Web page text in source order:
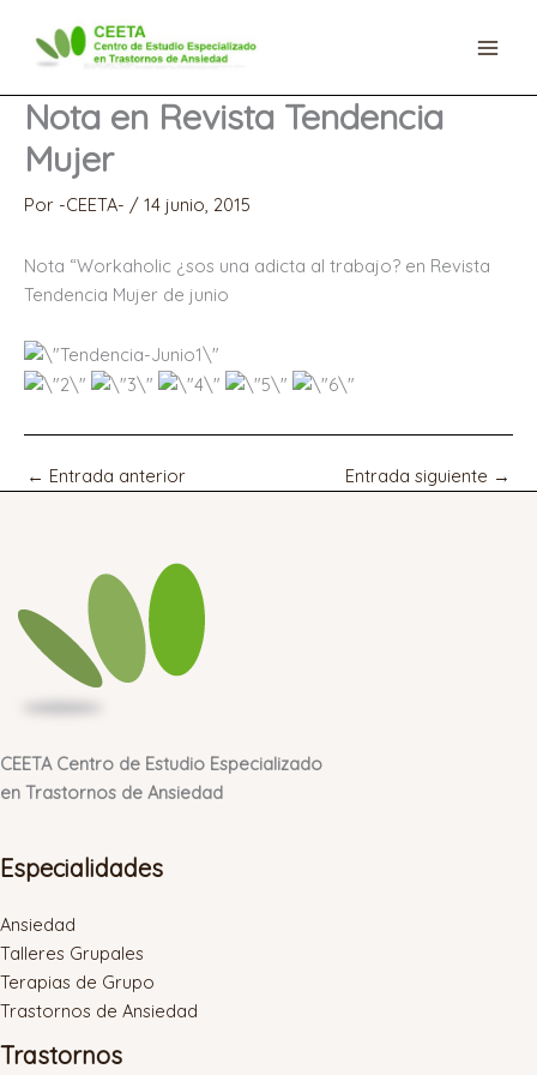
contenido
Nota en Revista Tendencia
Mujer
Por -CEETA- / 14 junio, 2015
Nota “Workaholic ¿sos una adicta al trabajo? en Revista
Tendencia Mujer de junio
← Entrada anterior Entrada siguiente →
CEETA Centro de Estudio Especializado
en Trastornos de Ansiedad
Especialidades
Ansiedad
Talleres Grupales
Terapias de Grupo
Trastornos de Ansiedad
Trastornos